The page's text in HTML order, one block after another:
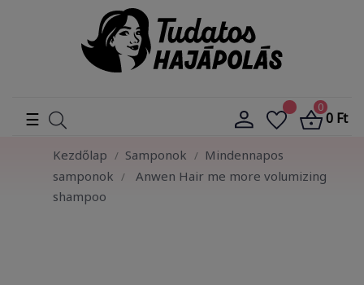
0
0 Ft
Toggle
navigation
☰
Kezdőlap Samponok
Mindennapos
samponok
Anwen Hair me more volumizing
shampoo